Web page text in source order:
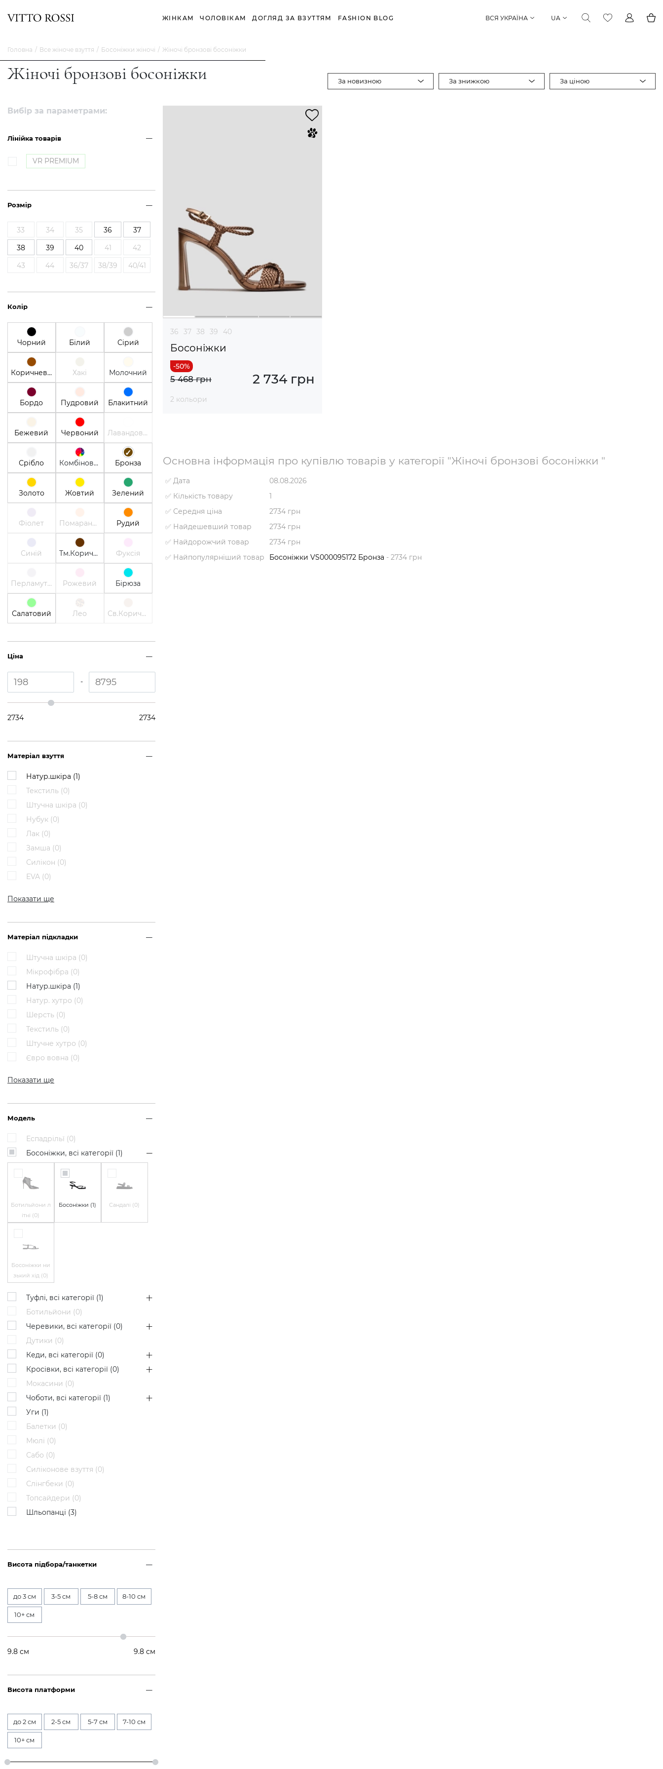
ЖІНКАМ ЧОЛОВІКАМ ДОГЛЯД ЗА ВЗУТТЯМ FASHION BLOG ВСЯ УКРАЇНА UA
Головна Все жіноче взуття Босоніжки жіночі Жіночі бронзові босоніжки
Жіночі бронзові босоніжки За новизною За знижкою За ціною
Вибір за параметрами:
Лінійка товарів
VR PREMIUM
Розмір
33 34 35 36
37
38
39 40 41
42
43
44 36/37 38/39 40/41
Колір
Чорний Білий Сірий
Коричневий Хакі Молочний
Бордо Пудровий Блакитний
Бежевий Червоний Лавандовый
Срібло Комбінований Бронза
Золото Жовтий Зелений
Фіолет Помаранчевий Рудий
Синій Тм.Коричневий Фуксія
Перламутр Рожевий Бірюза
Салатовий Лео Св.Коричневий
Ціна
-
2734 2734
Матеріал взуття
Натур.шкіра (1)
Текстиль (0)
Штучна шкіра (0)
Нубук (0)
Лак (0)
Замша (0)
Силікон (0)
EVA (0)
Показати ще
Матеріал підкладки
Штучна шкіра (0)
Мікрофібра (0)
Натур.шкіра (1)
Натур. хутро (0)
Шерсть (0)
Текстиль (0)
Штучне хутро (0)
Євро вовна (0)
Показати ще
Модель
Еспадрільї (0)
Босоніжки, всі категорії (1)
Ботильйони л
ітні (0)
Босоніжки (1) Сандалі (0)
Босоніжки ни
зький хід (0)
Туфлі, всі категорії (1)
Ботильйони (0)
Черевики, всі категорії (0)
Дутики (0)
Кеди, всі категорії (0)
Кросівки, всі категорії (0)
Мокасини (0)
Чоботи, всі категорії (1)
Уги (1)
Балетки (0)
Мюлі (0)
Сабо (0)
Силіконове взуття (0)
Слінгбеки (0)
Топсайдери (0)
Шльопанці (3)
Висота підбора/танкетки
до 3 см 3-5 см 5-8 см 8-10 см
10+ см
9.8 см 9.8 см
Висота платформи
до 2 см 2-5 см 5-7 см 7-10 см
10+ см
36 37 38 39 40
Босоніжки
2 734 грн
5 468 грн
2 кольори
Основна інформація про купівлю товарів у категорії "Жіночі бронзові босоніжки "
✅ Дата
08.08.2026
✅ Кількість товару
1
✅ Середня ціна
2734 грн
✅ Найдешевший товар
2734 грн
✅ Найдорожчий товар
2734 грн
✅ Найпопулярніший товар
Босоніжки VS000095172 Бронза - 2734 грн